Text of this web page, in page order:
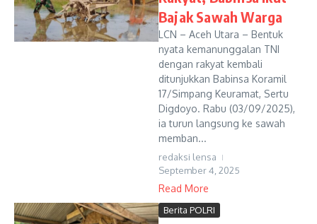
Bajak Sawah Warga
LCN – Aceh Utara – Bentuk
nyata kemanunggalan TNI
dengan rakyat kembali
ditunjukkan Babinsa Koramil
17/Simpang Keuramat, Sertu
Digdoyo. Rabu (03/09/2025),
ia turun langsung ke sawah
memban...
redaksi lensa
September 4, 2025
Read More
Berita POLRI